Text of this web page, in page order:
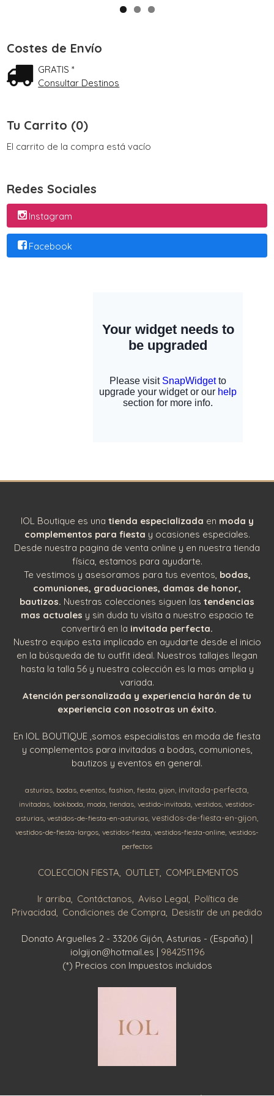
Costes de Envío
GRATIS *
Consultar Destinos
Tu Carrito (0)
El carrito de la compra está vacío
Redes Sociales
Instagram
Facebook
IOL Boutique es una tienda especializada en moda y
complementos para fiesta y ocasiones especiales.
Desde nuestra pagina de venta online y en nuestra tienda
física, estamos para ayudarte.
Te vestimos y asesoramos para tus eventos, bodas,
comuniones, graduaciones, damas de honor,
bautizos. Nuestras colecciones siguen las tendencias
mas actuales y sin duda tu visita a nuestro espacio te
convertirá en la invitada perfecta.
Nuestro equipo esta implicado en ayudarte desde el inicio
en la búsqueda de tu outfit ideal. Nuestros tallajes llegan
hasta la talla 56 y nuestra colección es la mas amplia y
variada.
Atención personalizada y experiencia harán de tu
experiencia con nosotras un éxito.
En IOL BOUTIQUE ,somos especialistas en moda de fiesta
y complementos para invitadas a bodas, comuniones,
bautizos y eventos en general.
asturias bodas eventos fashion fiesta gijon invitada-perfecta
invitadas lookboda moda tiendas vestido-invitada vestidos vestidos-
asturias vestidos-de-fiesta-en-asturias vestidos-de-fiesta-en-gijon
vestidos-de-fiesta-largos vestidos-fiesta vestidos-fiesta-online vestidos-
perfectos
COLECCION FIESTA OUTLET COMPLEMENTOS
Ir arriba Contáctanos Aviso Legal
Política de
Privacidad
Condiciones de Compra Desistir de un pedido
Donato Arguelles 2 - 33206 Gijón, Asturias - (España) |
iolgijon@hotmail.es | 984251196
(*) Precios con Impuestos incluidos